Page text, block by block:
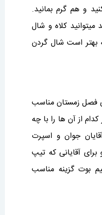
و هم گرم بمانید.
کلاه و شال
بهتر است شال گردن
فصل زمستان مناسب
از آن ها را با چه
جوان و اسپرت
آقایانی که تیپ
بوت گزینه مناسب